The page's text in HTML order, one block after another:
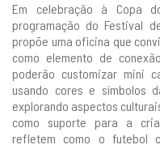
Em celebração à Copa
programação do Festival
propõe uma oficina que
como elemento de
poderão customizar mini
usando cores e símbolos
explorando aspectos
como suporte para a
refletem como o futebol